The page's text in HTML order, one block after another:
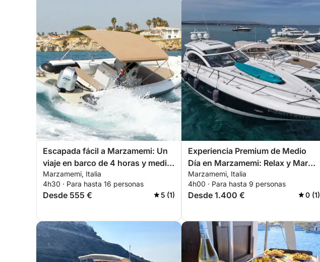
Escapada fácil a Marzamemi: Un
viaje en barco de 4 horas y media
en lancha motora.
Marzamemi, Italia
4h30 · Para hasta 16 personas
Desde 555 € 5 (1)
Experiencia Premium de Medio
Día en Marzamemi: Relax y Mar
Cristalino
Marzamemi, Italia
4h00 · Para hasta 9 personas
Desde 1.400 € 0 (1)